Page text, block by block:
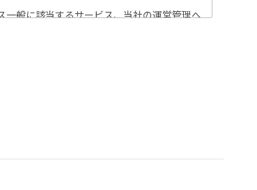
般に該当するサービス、当社の運営管理へ
ティのもと管理します。 また、法令の定め